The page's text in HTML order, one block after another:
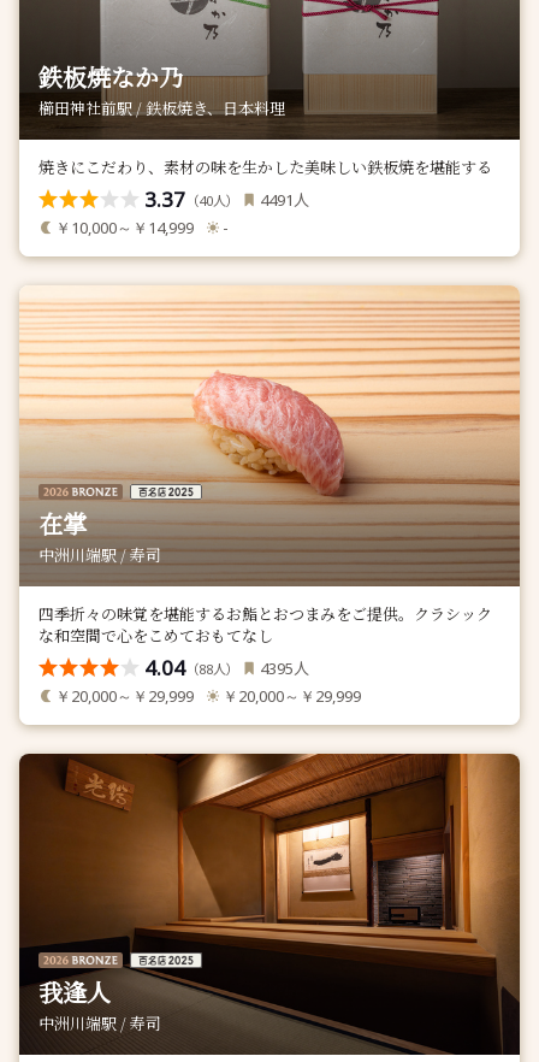
鉄板焼なか乃
櫛田神社前駅 / 鉄板焼き、日本料理
焼きにこだわり、素材の味を生かした美味しい鉄板焼を堪能する
3.37 （40人） 4491 人
￥10,000～￥14,999 -
在掌
中洲川端駅 / 寿司
四季折々の味覚を堪能するお鮨とおつまみをご提供。クラシック
な和空間で心をこめておもてなし
4.04（88人） 4395人
￥20,000～￥29,999 ￥20,000～￥29,999
我逢人
中洲川端駅 / 寿司